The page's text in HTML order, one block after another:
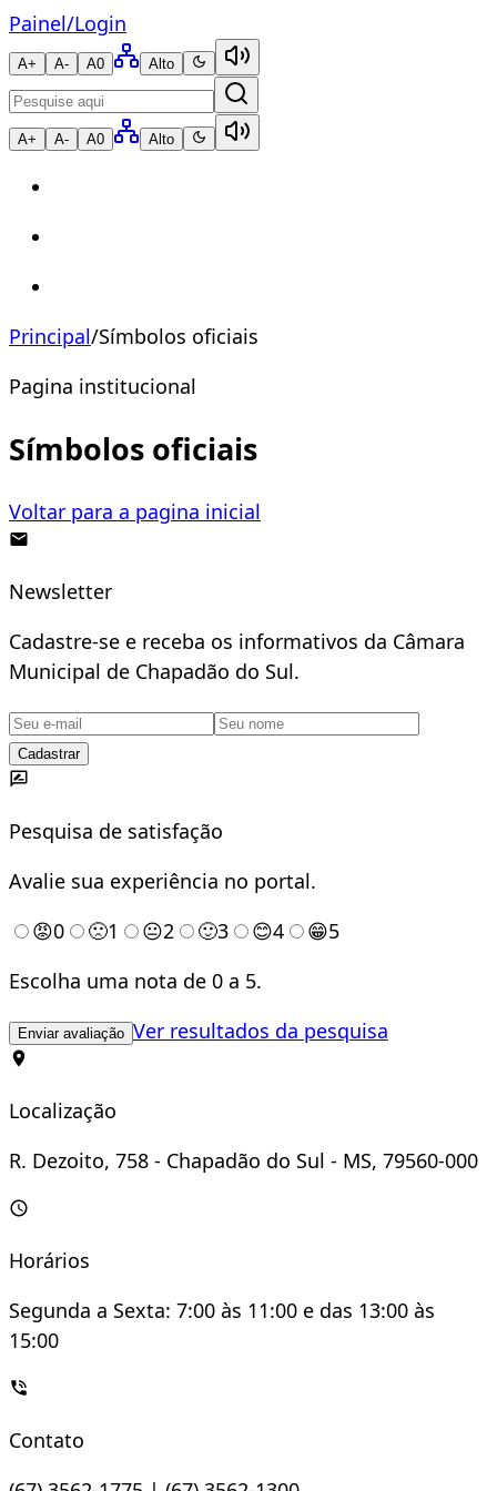
Painel/Login
A+ A- A0 Alto
A+ A- A0 Alto
Principal/Símbolos oficiais
Pagina institucional
Símbolos oficiais
Voltar para a pagina inicial
Newsletter
Cadastre-se e receba os informativos da Câmara
Municipal de Chapadão do Sul.
Cadastrar
Pesquisa de satisfação
Avalie sua experiência no portal.
😡0 🙁1 😐2 🙂3 😊4 😁5
Escolha uma nota de 0 a 5.
Enviar avaliação Ver resultados da pesquisa
Localização
R. Dezoito, 758 - Chapadão do Sul - MS, 79560-000
Horários
Segunda a Sexta: 7:00 às 11:00 e das 13:00 às
15:00
Contato